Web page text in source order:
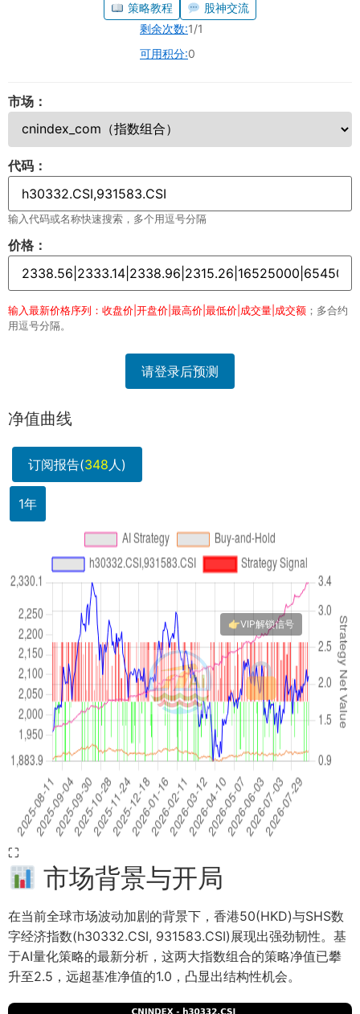
策略教程
股神交流
剩余次数:1/1
可用积分:0
市场：
代码：
输入代码或名称快速搜索，多个用逗号分隔
价格：
输入最新价格序列：收盘价|开盘价|最高价|最低价|成交量|成交额 ；多合约
用逗号分隔。
请登录后预测
净值曲线
订阅报告(348人)
1年
⛶
市场背景与开局
在当前全球市场波动加剧的背景下，香港50(HKD)与SHS数
字经济指数(h30332.CSI, 931583.CSI)展现出强劲韧性。基
于AI量化策略的最新分析，这两大指数组合的策略净值已攀
升至2.5，远超基准净值的1.0，凸显出结构性机会。